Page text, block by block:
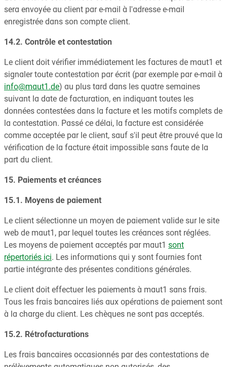
sera envoyée au client par e-mail à l'adresse e-mail
enregistrée dans son compte client.
14.2. Contrôle et contestation
Le client doit vérifier immédiatement les factures de maut1 et
signaler toute contestation par écrit (par exemple par e-mail à
info@maut1.de) au plus tard dans les quatre semaines
suivant la date de facturation, en indiquant toutes les
données contestées dans la facture et les motifs complets de
la contestation. Passé ce délai, la facture est considérée
comme acceptée par le client, sauf s'il peut être prouvé que la
vérification de la facture était impossible sans faute de la
part du client.
15. Paiements et créances
15.1. Moyens de paiement
Le client sélectionne un moyen de paiement valide sur le site
web de maut1, par lequel toutes les créances sont réglées.
Les moyens de paiement acceptés par maut1 sont
répertoriés ici. Les informations qui y sont fournies font
partie intégrante des présentes conditions générales.
Le client doit effectuer les paiements à maut1 sans frais.
Tous les frais bancaires liés aux opérations de paiement sont
à la charge du client. Les chèques ne sont pas acceptés.
15.2. Rétrofacturations
Les frais bancaires occasionnés par des contestations de